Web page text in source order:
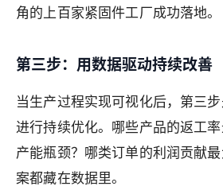
角的上百家紧固件工厂成功落地。
第三步：用数据驱动持续改善
当生产过程实现可视化后，第三
进行持续优化。哪些产品的返工
产能瓶颈？哪类订单的利润贡献
案都藏在数据里。